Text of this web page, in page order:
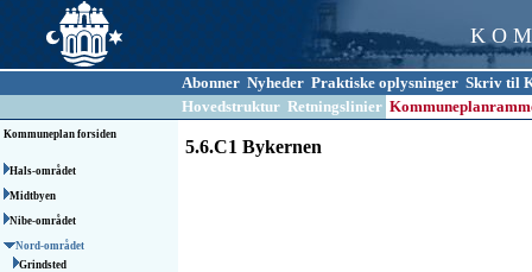
K O
Abonner Nyheder Praktiske oplysninger Skriv til
Hovedstruktur Retningslinier
Kommuneplan forsiden
Hals-området
Midtbyen
Nibe-området
Nord-området
Grindsted
5.6.C1 Bykernen